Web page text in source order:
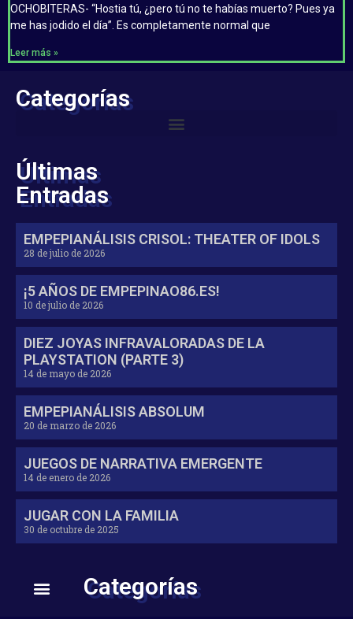
OCHOBITERAS- “Hostia tú, ¿pero tú no te habías muerto? Pues ya
me has jodido el día”. Es completamente normal que
Leer más »
Categorías
Últimas
Entradas
EMPEPIANÁLISIS CRISOL: THEATER OF IDOLS
28 de julio de 2026
¡5 AÑOS DE EMPEPINAO86.ES!
10 de julio de 2026
DIEZ JOYAS INFRAVALORADAS DE LA
PLAYSTATION (PARTE 3)
14 de mayo de 2026
EMPEPIANÁLISIS ABSOLUM
20 de marzo de 2026
JUEGOS DE NARRATIVA EMERGENTE
14 de enero de 2026
JUGAR CON LA FAMILIA
30 de octubre de 2025
Categorías